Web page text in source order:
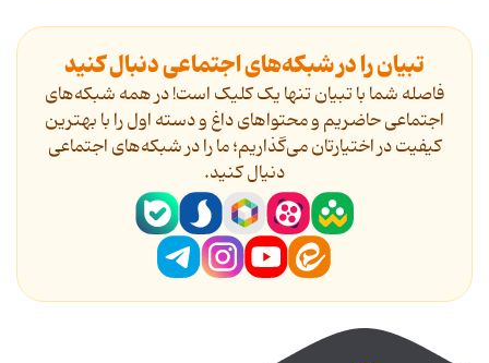
تبیان را در شبکه‌های اجتماعی دنبال کنید
فاصله شما با تبیان تنها یک کلیک است! در همه شبکه‌های
اجتماعی حاضریم و محتواهای داغ و دسته اول را با بهترین
کیفیت در اختیارتان می‌گذاریم؛ ما را در شبکه‌های اجتماعی
دنیال کنید.